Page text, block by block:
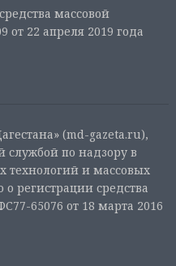
массовой
22 апреля 2019 года
(md-gazeta.ru),
службой по надзору в
технологий и массовых
регистрации средства
65076 от 18 марта 2016